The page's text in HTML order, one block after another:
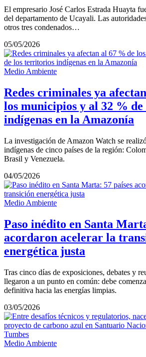
El empresario José Carlos Estrada Huayta
del departamento de Ucayali. Las
otros tres condenados…
05/05/2026
Medio Ambiente
Redes criminales ya
los municipios y al 32 %
indígenas en la Amazonía
La investigación de Amazon Watch se
indígenas de cinco países de la región:
Brasil y Venezuela.
04/05/2026
Medio Ambiente
Paso inédito en Santa
acordaron acelerar la
energética justa
Tras cinco días de exposiciones, debates y
llegaron a un punto en común: debe
definitiva hacia las energías limpias.
03/05/2026
Medio Ambiente